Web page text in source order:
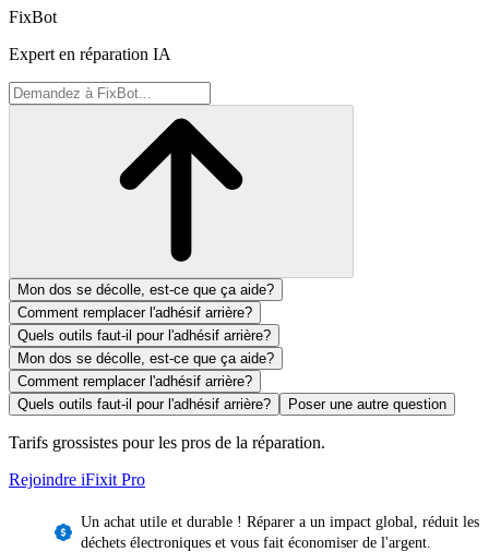
FixBot
Expert en réparation IA
Mon dos se décolle, est-ce que ça aide?
Comment remplacer l'adhésif arrière?
Quels outils faut-il pour l'adhésif arrière?
Mon dos se décolle, est-ce que ça aide?
Comment remplacer l'adhésif arrière?
Quels outils faut-il pour l'adhésif arrière?
Poser une autre question
Tarifs grossistes pour les pros de la réparation.
Rejoindre iFixit Pro
Un achat utile et durable ! Réparer a un impact global, réduit les
déchets électroniques et vous fait économiser de l'argent.